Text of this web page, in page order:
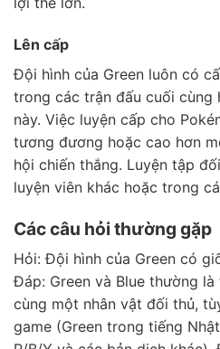
Lên cấp
Đội hình của Green luôn có
trong các trận đấu cuối cùng
này. Việc luyện cấp cho
tương đương hoặc cao hơn
hội chiến thắng. Luyện tập
luyện viên khác hoặc trong
Các câu hỏi thường gặp
Hỏi: Đội hình của Green có
Đáp: Green và Blue thường
cùng một nhân vật đối thủ,
game (Green trong tiếng